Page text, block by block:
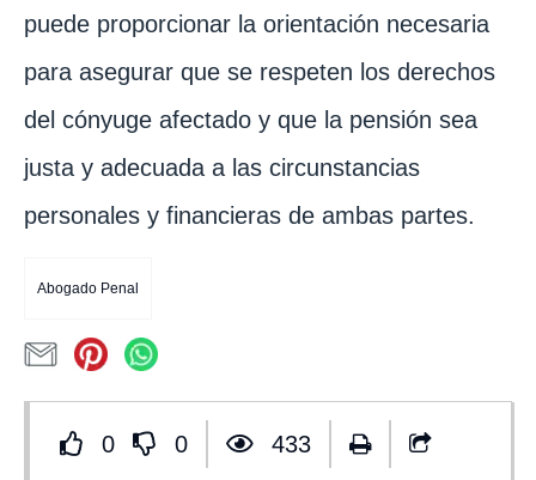
puede proporcionar la orientación necesaria
para asegurar que se respeten los derechos
del cónyuge afectado y que la pensión sea
justa y adecuada a las circunstancias
personales y financieras de ambas partes.
Abogado Penal
0 0 433